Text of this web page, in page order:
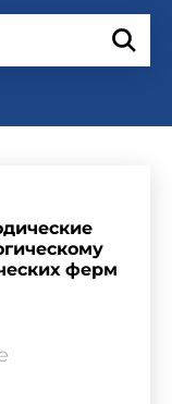
ферм